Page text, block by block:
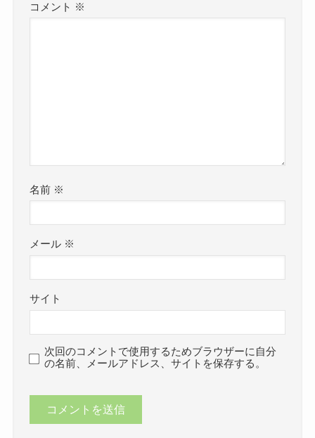
コメント ※
名前 ※
メール ※
サイト
次回のコメントで使用するためブラウザーに自分
の名前、メールアドレス、サイトを保存する。